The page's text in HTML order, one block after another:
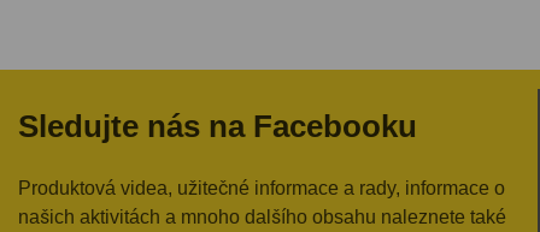
Sledujte nás na Facebooku
Produktová videa, užitečné informace a rady, informace o
našich aktivitách a mnoho dalšího obsahu naleznete také